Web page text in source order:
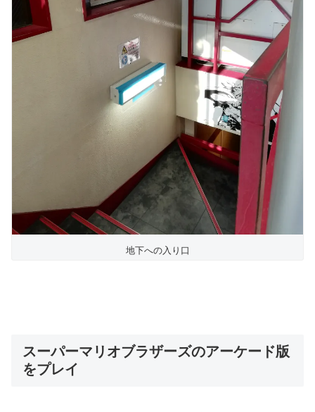
地下への入り口
スーパーマリオブラザーズのアーケード版
をプレイ